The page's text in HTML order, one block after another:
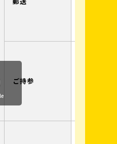
ご持参